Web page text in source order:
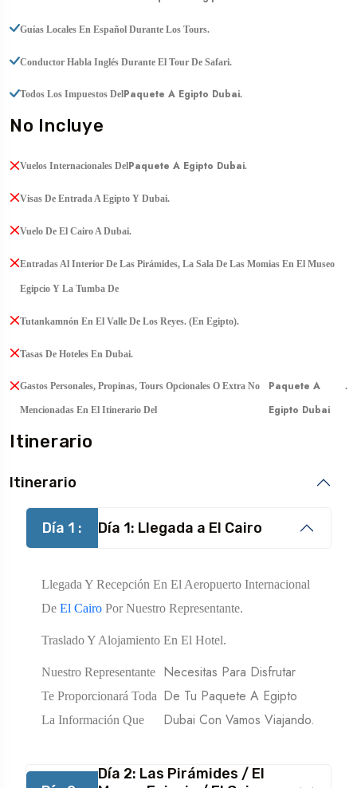
Guías Locales En Español Durante Los Tours.
Conductor Habla Inglés Durante El Tour De Safari.
Todos Los Impuestos DelPaquete A Egipto Dubai.
No Incluye
Vuelos Internacionales DelPaquete A Egipto Dubai.
Visas De Entrada A Egipto Y Dubai.
Vuelo De El Cairo A Dubai.
Entradas Al Interior De Las Pirámides, La Sala De Las Momias En El Museo
Egipcio Y La Tumba De
Tutankamnón En El Valle De Los Reyes. (en Egipto).
Tasas De Hoteles En Dubai.
Gastos Personales, Propinas, Tours Opcionales O Extra No
Mencionadas En El Itinerario Del
Paquete A
Egipto Dubai
.
Itinerario
Itinerario
Día 1 : Día 1: Llegada a El Cairo
Llegada Y Recepción En El Aeropuerto Internacional
De El Cairo Por Nuestro Representante.
Traslado Y Alojamiento En El Hotel.
Nuestro Representante
Te Proporcionará Toda
La Información Que
Necesitas Para Disfrutar
De Tu Paquete A Egipto
Dubai Con Vamos Viajando.
Día 2: Las Pirámides / El